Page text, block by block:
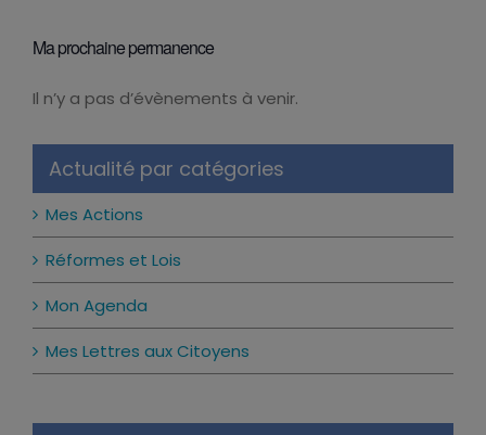
Actualité par catégories
Mes Actions
Réformes et Lois
Mon Agenda
Mes Lettres aux Citoyens